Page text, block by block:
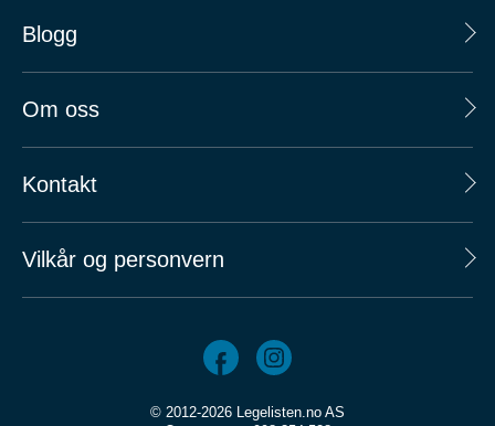
Blogg
Om oss
Kontakt
Vilkår og personvern
© 2012-2026 Legelisten.no AS